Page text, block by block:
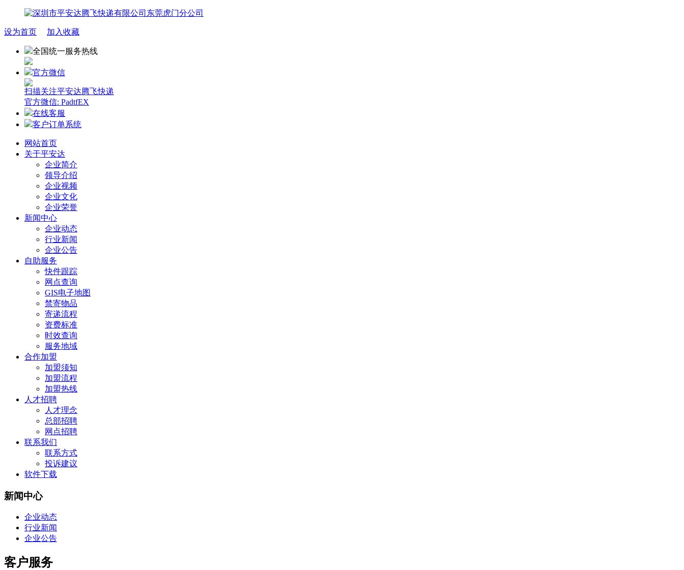
设为首页 加入收藏
全国统一服务热线
官方微信
扫描关注平安达腾飞快递
官方微信: PadtfEX
在线客服
客户订单系统
网站首页
关于平安达
企业简介
领导介绍
企业视频
企业文化
企业荣誉
新闻中心
企业动态
行业新闻
企业公告
自助服务
快件跟踪
网点查询
GIS电子地图
禁寄物品
寄递流程
资费标准
时效查询
服务地域
合作加盟
加盟须知
加盟流程
加盟热线
人才招聘
人才理念
总部招聘
网点招聘
联系我们
联系方式
投诉建议
软件下载
新闻中心
企业动态
行业新闻
企业公告
客户服务